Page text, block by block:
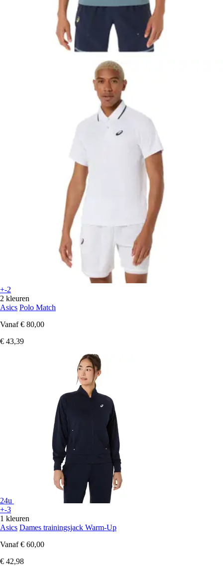
+-2
2 kleuren
Asics Polo Match
Vanaf € 80,00
€ 43,39
24u
+-3
1 kleuren
Asics Dames trainingsjack Warm-Up
Vanaf € 60,00
€ 42,98